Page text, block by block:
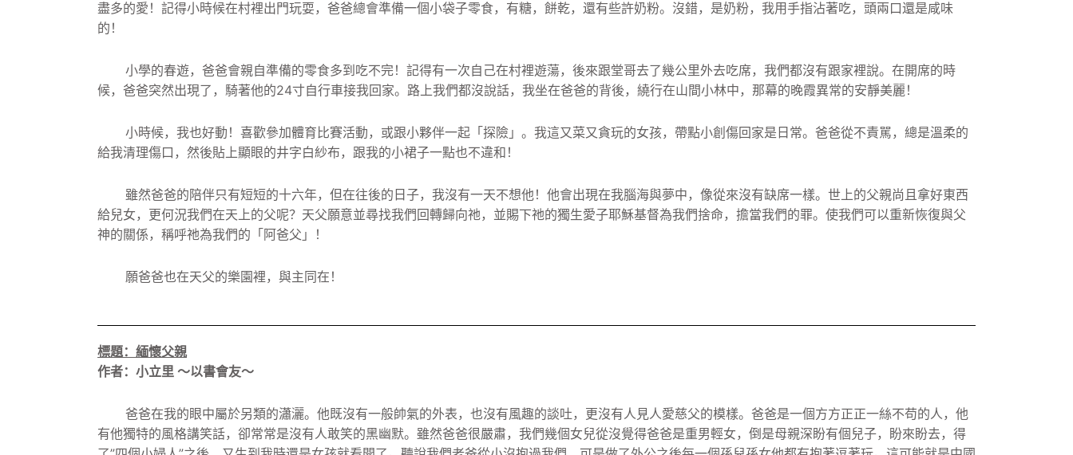
盡多的愛！ 記得小時候在村裡出門玩耍，爸爸總會準備一個小袋子零食，有糖， 餅乾，還有些許奶粉。沒錯，是奶粉，我用手指沾著吃， 頭兩口還是咸味
的！
小學的春遊，爸爸會親自準備的零食多到吃不完！ 記得有一次自己在村裡遊蕩，後來跟堂哥去了幾公里外去吃席， 我們都沒有跟家裡說。在開席的時
候，爸爸突然出現了， 騎著他的24寸自行車接我回家。路上我們都沒說話， 我坐在爸爸的背後，繞行在山間小林中， 那幕的晚霞異常的安靜美麗！
小時候，我也好動！喜歡參加體育比賽活動，或跟小夥伴一起「 探險」。我這又菜又貪玩的女孩，帶點小創傷回家是日常。 爸爸從不責駡，總是溫柔的
給我清理傷口， 然後貼上顯眼的井字白紗布，跟我的小裙子一點也不違和！
雖然爸爸的陪伴只有短短的十六年，但在往後的日子， 我沒有一天不想他！他會出現在我腦海與夢中， 像從來沒有缺席一樣。世上的父親尚且拿好東西
給兒女， 更何況我們在天上的父呢？天父願意並尋找我們回轉歸向祂， 並賜下祂的獨生愛子耶穌基督為我們捨命，擔當我們的罪。 使我們可以重新恢復與父
神的關係，稱呼祂為我們的「阿爸父」！
願爸爸也在天父的樂園裡，與主同在！
標題：緬懷父親
作者：小立里 ～以書會友～
爸爸在我的眼中屬於另類的瀟灑。 他既沒有一般帥氣的外表，也沒有風趣的談吐， 更沒有人見人愛慈父的模樣。爸爸是一個方方正正一絲不苟的人， 他
有他獨特的風格講笑話，卻常常是沒有人敢笑的黑幽默。 雖然爸爸很嚴肅，我們幾個女兒從沒覺得爸爸是重男輕女， 倒是母親深盼有個兒子，盼來盼去，得